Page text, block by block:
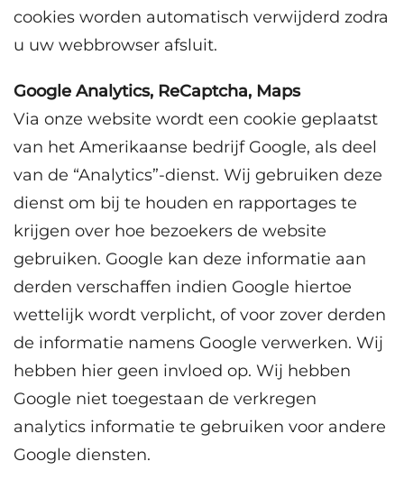
cookies worden automatisch verwijderd zodra
u uw webbrowser afsluit.
Google Analytics, ReCaptcha, Maps
Via onze website wordt een cookie geplaatst
van het Amerikaanse bedrijf Google, als deel
van de “Analytics”-dienst. Wij gebruiken deze
dienst om bij te houden en rapportages te
krijgen over hoe bezoekers de website
gebruiken. Google kan deze informatie aan
derden verschaffen indien Google hiertoe
wettelijk wordt verplicht, of voor zover derden
de informatie namens Google verwerken. Wij
hebben hier geen invloed op. Wij hebben
Google niet toegestaan de verkregen
analytics informatie te gebruiken voor andere
Google diensten.